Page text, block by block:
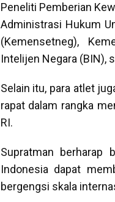
Peneliti Pemberian
Administrasi Hukum
(Kemensetneg),
Intelijen Negara (BIN),
Selain itu, para atlet
rapat dalam rangka
RI.
Supratman berharap
Indonesia dapat
bergengsi skala